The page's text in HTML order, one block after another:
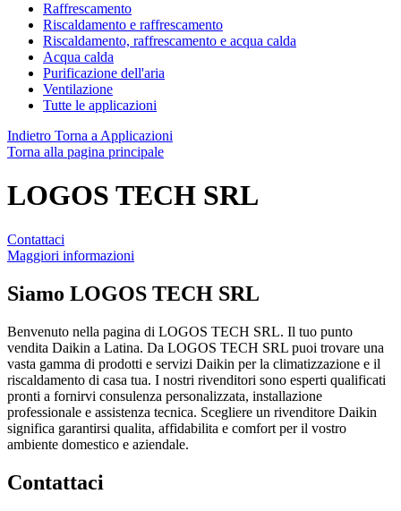
Raffrescamento
Riscaldamento e raffrescamento
Riscaldamento, raffrescamento e acqua calda
Acqua calda
Purificazione dell'aria
Ventilazione
Tutte le applicazioni
Indietro Torna a Applicazioni
Torna alla pagina principale
LOGOS TECH SRL
Contattaci
Maggiori informazioni
Siamo LOGOS TECH SRL
Benvenuto nella pagina di LOGOS TECH SRL. Il tuo punto
vendita Daikin a Latina. Da LOGOS TECH SRL puoi trovare una
vasta gamma di prodotti e servizi Daikin per la climatizzazione e il
riscaldamento di casa tua. I nostri rivenditori sono esperti qualificati
pronti a fornirvi consulenza personalizzata, installazione
professionale e assistenza tecnica. Scegliere un rivenditore Daikin
significa garantirsi qualita, affidabilita e comfort per il vostro
ambiente domestico e aziendale.
Contattaci